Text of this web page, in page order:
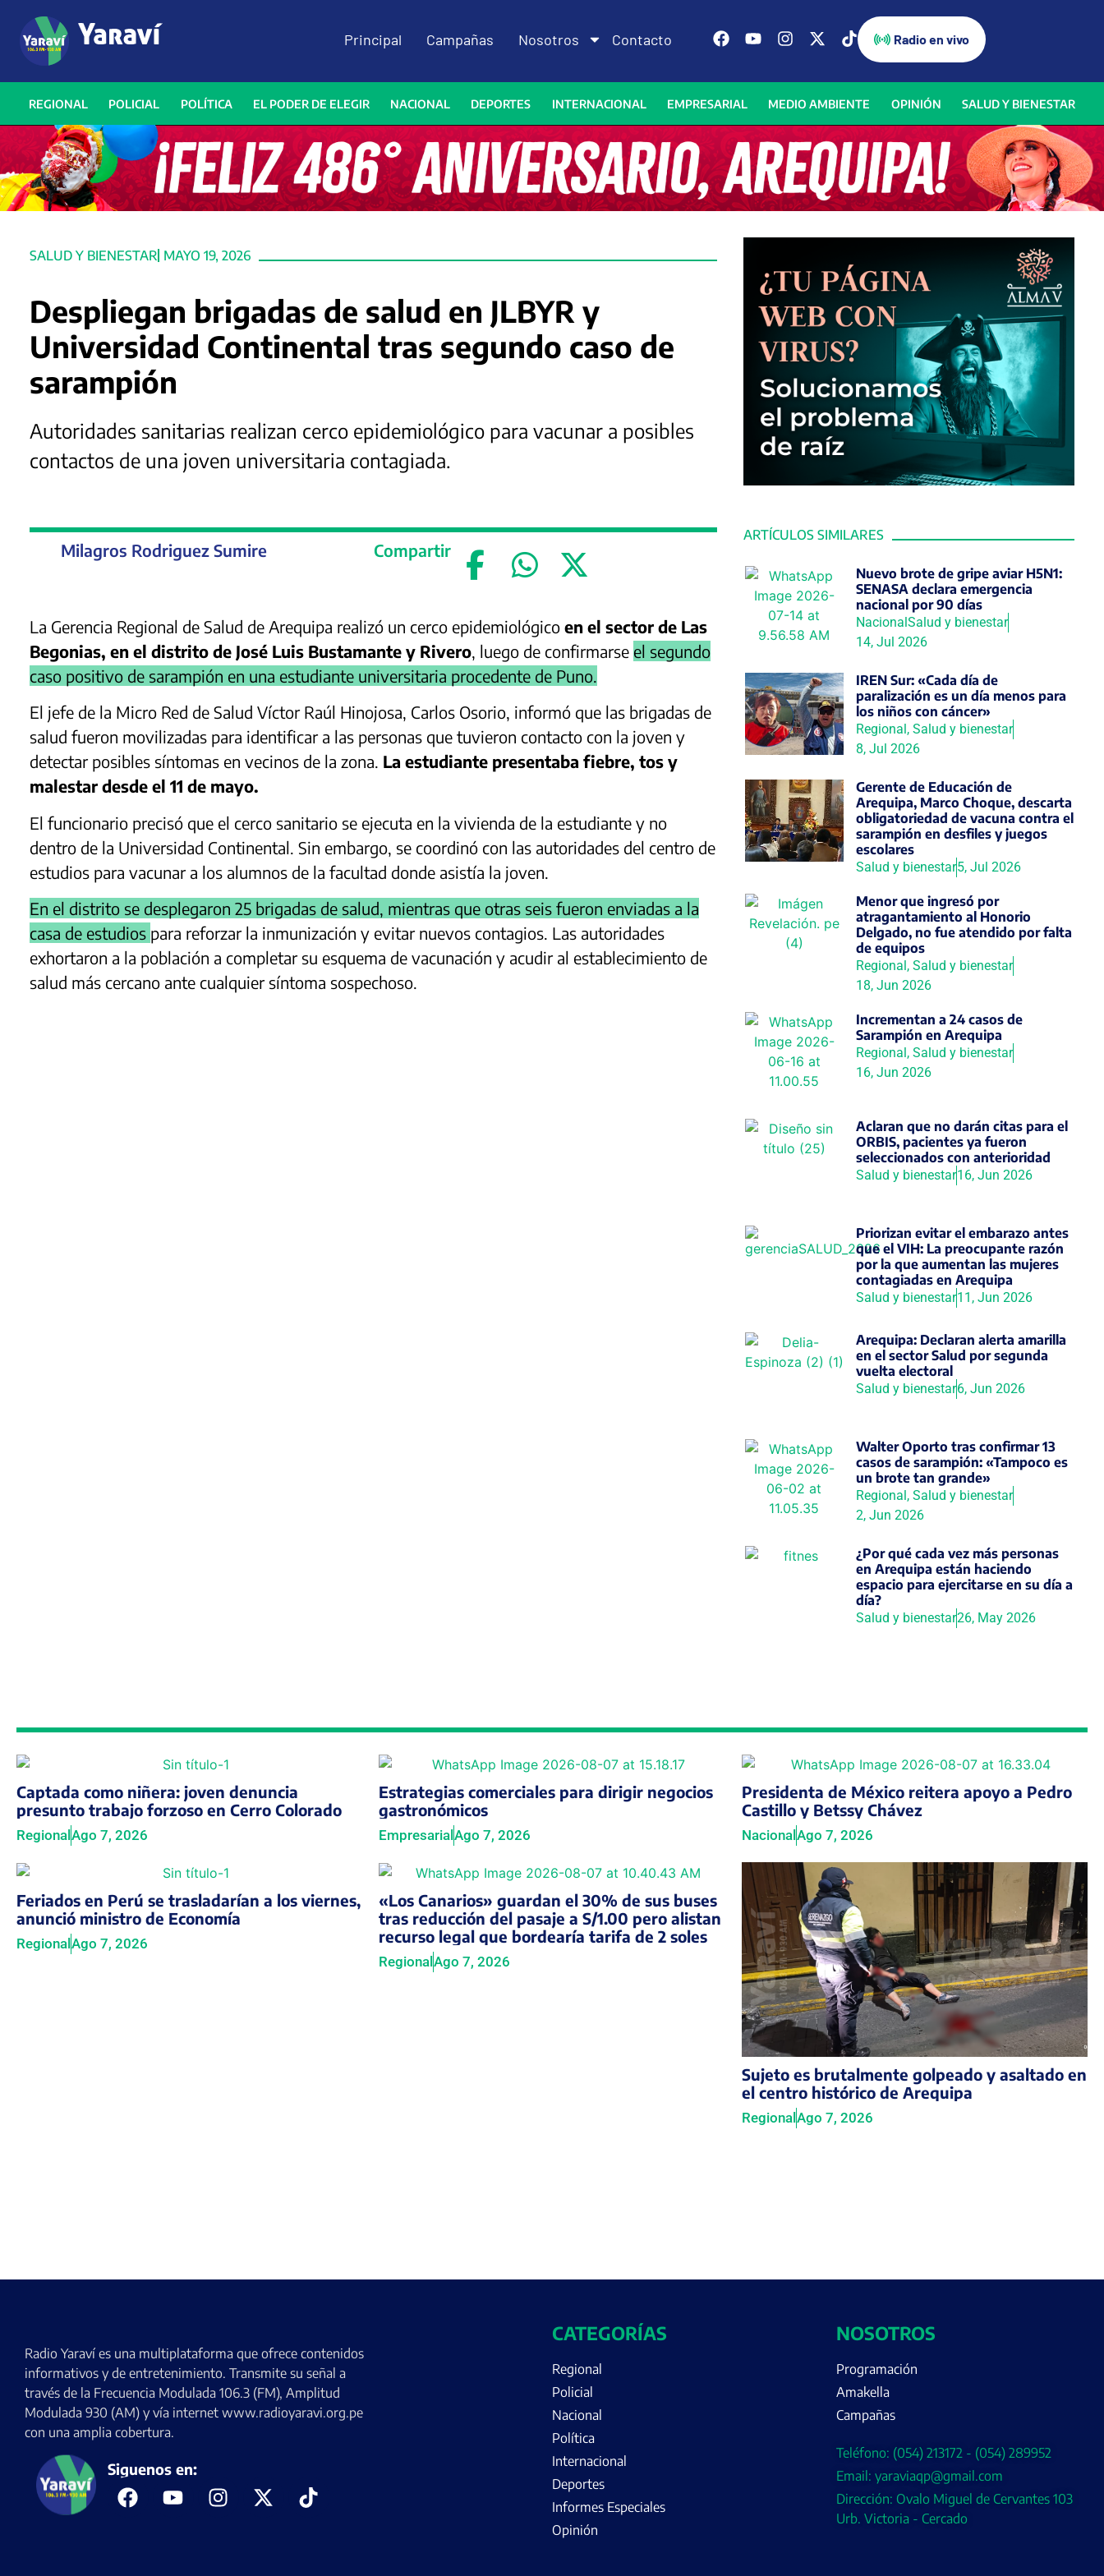
Principal Campañas Nosotros Contacto Radio en vivo
REGIONAL POLICIAL POLÍTICA EL PODER DE ELEGIR NACIONAL DEPORTES INTERNACIONAL EMPRESARIAL MEDIO AMBIENTE OPINIÓN SALUD Y BIENESTAR
ARTÍCULOS SIMILARES
Nuevo brote de gripe aviar H5N1:
SENASA declara emergencia
nacional por 90 días
NacionalSalud y bienestar
14, Jul 2026
IREN Sur: «Cada día de
paralización es un día menos para
los niños con cáncer»
Regional, Salud y bienestar
8, Jul 2026
Gerente de Educación de
Arequipa, Marco Choque, descarta
obligatoriedad de vacuna contra el
sarampión en desfiles y juegos
escolares
Salud y bienestar5, Jul 2026
Menor que ingresó por
atragantamiento al Honorio
Delgado, no fue atendido por falta
de equipos
Regional, Salud y bienestar
18, Jun 2026
Incrementan a 24 casos de
Sarampión en Arequipa
Regional, Salud y bienestar
16, Jun 2026
Aclaran que no darán citas para el
ORBIS, pacientes ya fueron
seleccionados con anterioridad
Salud y bienestar16, Jun 2026
Priorizan evitar el embarazo antes
que el VIH: La preocupante razón
por la que aumentan las mujeres
contagiadas en Arequipa
Salud y bienestar11, Jun 2026
Arequipa: Declaran alerta amarilla
en el sector Salud por segunda
vuelta electoral
Salud y bienestar6, Jun 2026
Walter Oporto tras confirmar 13
casos de sarampión: «Tampoco es
un brote tan grande»
Regional, Salud y bienestar
2, Jun 2026
¿Por qué cada vez más personas
en Arequipa están haciendo
espacio para ejercitarse en su día a
día?
Salud y bienestar26, May 2026
SALUD Y BIENESTAR MAYO 19, 2026
Despliegan brigadas de salud en JLBYR y
Universidad Continental tras segundo caso de
sarampión
Autoridades sanitarias realizan cerco epidemiológico para vacunar a posibles
contactos de una joven universitaria contagiada.
Milagros Rodriguez Sumire Compartir
La Gerencia Regional de Salud de Arequipa realizó un cerco epidemiológicoen el sector de Las
Begonias, en el distrito de José Luis Bustamante y Rivero, luego de confirmarse el segundo
caso positivo de sarampión en una estudiante universitaria procedente de Puno.
El jefe de la Micro Red de Salud Víctor Raúl Hinojosa, Carlos Osorio, informó que las brigadas de
salud fueron movilizadas para identificar a las personas que tuvieron contacto con la joven y
detectar posibles síntomas en vecinos de la zona. La estudiante presentaba fiebre, tos y
malestar desde el 11 de mayo.
El funcionario precisó que el cerco sanitario se ejecuta en la vivienda de la estudiante y no
dentro de la Universidad Continental. Sin embargo, se coordinó con las autoridades del centro de
estudios para vacunar a los alumnos de la facultad donde asistía la joven.
En el distrito se desplegaron 25 brigadas de salud, mientras que otras seis fueron enviadas a la
casa de estudios para reforzar la inmunización y evitar nuevos contagios. Las autoridades
exhortaron a la población a completar su esquema de vacunación y acudir al establecimiento de
salud más cercano ante cualquier síntoma sospechoso.
Captada como niñera: joven denuncia
presunto trabajo forzoso en Cerro Colorado
RegionalAgo 7, 2026
Estrategias comerciales para dirigir negocios
gastronómicos
EmpresarialAgo 7, 2026
Presidenta de México reitera apoyo a Pedro
Castillo y Betssy Chávez
NacionalAgo 7, 2026
Feriados en Perú se trasladarían a los viernes,
anunció ministro de Economía
Regional Ago 7, 2026
«Los Canarios» guardan el 30% de sus buses
tras reducción del pasaje a S/1.00 pero alistan
recurso legal que bordearía tarifa de 2 soles
Regional Ago 7, 2026
Sujeto es brutalmente golpeado y asaltado en
el centro histórico de Arequipa
RegionalAgo 7, 2026
Radio Yaraví es una multiplataforma que ofrece contenidos
informativos y de entretenimiento. Transmite su señal a
través de la Frecuencia Modulada 106.3 (FM), Amplitud
Modulada 930 (AM) y vía internet www.radioyaravi.org.pe
con una amplia cobertura.
Siguenos en:
CATEGORÍAS
Regional
Policial
Nacional
Política
Internacional
Deportes
Informes Especiales
Opinión
NOSOTROS
Programación
Amakella
Campañas
Teléfono: (054) 213172 - (054) 289952
Email: yaraviaqp@gmail.com
Dirección: Ovalo Miguel de Cervantes 103
Urb. Victoria - Cercado